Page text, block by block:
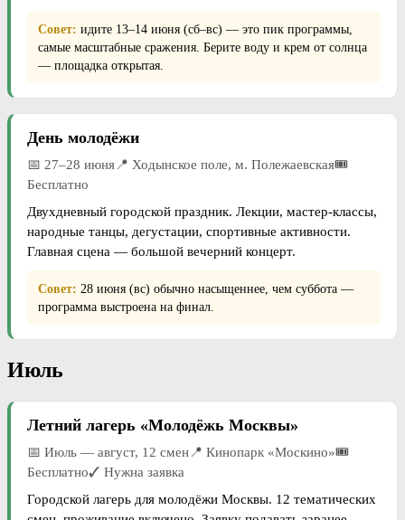
Совет: идите 13–14 июня (сб–вс) — это пик программы,
самые масштабные сражения. Берите воду и крем от солнца
— площадка открытая.
День молодёжи
📅 27–28 июня📍 Ходынское поле, м. Полежаевская🎟
Бесплатно
Двухдневный городской праздник. Лекции, мастер-классы,
народные танцы, дегустации, спортивные активности.
Главная сцена — большой вечерний концерт.
Совет: 28 июня (вс) обычно насыщеннее, чем суббота —
программа выстроена на финал.
Июль
Летний лагерь «Молодёжь Москвы»
📅 Июль — август, 12 смен📍 Кинопарк «Москино»🎟
Бесплатно✓ Нужна заявка
Городской лагерь для молодёжи Москвы. 12 тематических